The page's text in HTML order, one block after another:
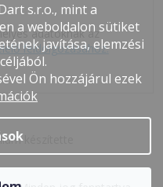
s.r.o., mint a
a weboldalon sütiket
javítása, elemzési
Ön hozzájárul ezek
adatoknak az
feldolgozásához.
készítette